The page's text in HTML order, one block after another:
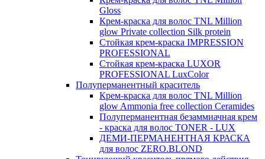
Gloss
Крем-краска для волос TNL Million
glow Private collection Silk protein
Стойкая крем-краска IMPRESSION
PROFESSIONAL
Стойкая крем-краска LUXOR
PROFESSIONAL LuxColor
Полуперманентный краситель
Крем-краска для волос TNL Million
glow Ammonia free collection Ceramides
Полуперманентная безаммиачная крем
- краска для волос TONER - LUX
ДЕМИ-ПЕРМАНЕНТНАЯ КРАСКА
для волос ZERO.BLOND